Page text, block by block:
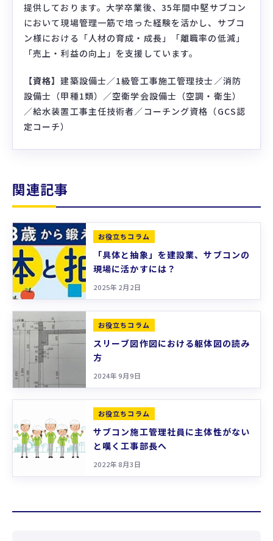
提供しております。大学卒業後、35年間中堅サブコン
において現場管理一筋で培った経験を活かし、サブコ
ン様における「人材の育成・成長」「離職率の低減」
「売上・利益の向上」を支援しています。
【資格】建築設備士／1級管工事施工管理技士／消防
設備士（甲種1類）／空衛学会設備士（空調・衛生）
／給水装置工事主任技術者／コーチング資格（GCS認
定コーチ）
関連記事
お役立ちコラム
「具体と抽象」を建設業、サブコンの
現場に活かすには？
2025年2月2日
お役立ちコラム
スリーブ図作図における躯体図の読み
方
2024年9月9日
お役立ちコラム
サブコン施工管理社員に主体性がない
と嘆く工事部長へ
2022年8月3日